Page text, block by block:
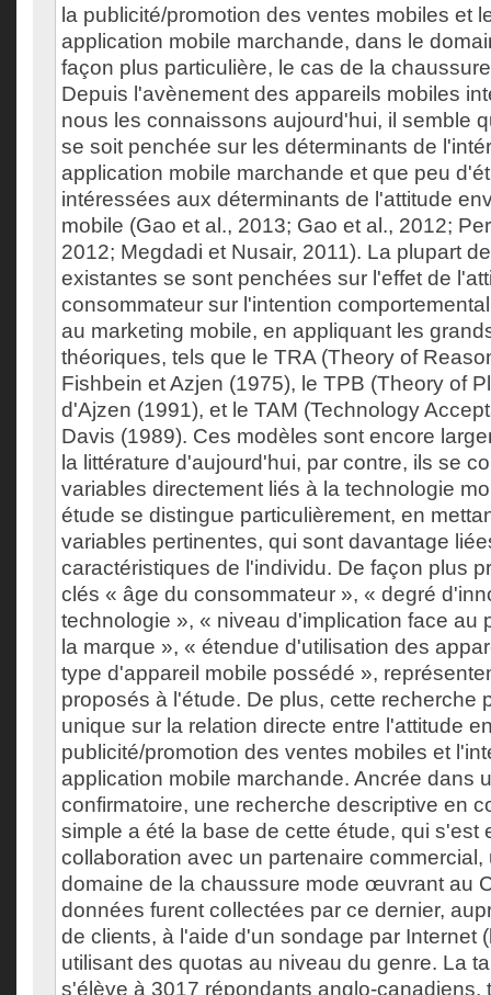
la publicité/promotion des ventes mobiles et
application mobile marchande, dans le
façon plus particulière, le cas de la
Depuis l'avènement des appareils mobiles
nous les connaissons aujourd'hui, il semble
se soit penchée sur les déterminants de
application mobile marchande et que peu
intéressées aux déterminants de l'attitude
mobile (Gao et al., 2013; Gao et al., 2012;
2012; Megdadi et Nusair, 2011). La plupart
existantes se sont penchées sur l'effet de
consommateur sur l'intention
au marketing mobile, en appliquant les
théoriques, tels que le TRA (Theory of
Fishbein et Azjen (1975), le TPB (Theory of
d'Ajzen (1991), et le TAM (Technology
Davis (1989). Ces modèles sont encore
la littérature d'aujourd'hui, par contre, ils se
variables directement liés à la technologie
étude se distingue particulièrement, en
variables pertinentes, qui sont davantage
caractéristiques de l'individu. De façon plus
clés « âge du consommateur », « degré
technologie », « niveau d'implication face au
la marque », « étendue d'utilisation des
type d'appareil mobile possédé »,
proposés à l'étude. De plus, cette recherche
unique sur la relation directe entre l'attitude
publicité/promotion des ventes mobiles et
application mobile marchande. Ancrée dans
confirmatoire, une recherche descriptive en
simple a été la base de cette étude, qui s'est
collaboration avec un partenaire
domaine de la chaussure mode œuvrant au
données furent collectées par ce dernier,
de clients, à l'aide d'un sondage par Internet
utilisant des quotas au niveau du genre. La
s'élève à 3017 répondants anglo-canadiens,